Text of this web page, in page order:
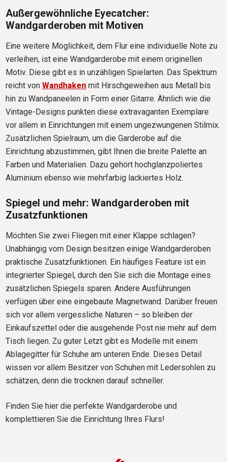
Außergewöhnliche Eyecatcher:
Wandgarderoben mit Motiven
Eine weitere Möglichkeit, dem Flur eine individuelle Note zu
verleihen, ist eine Wandgarderobe mit einem originellen
Motiv. Diese gibt es in unzähligen Spielarten. Das Spektrum
reicht von Wandhaken mit Hirschgeweihen aus Metall bis
hin zu Wandpaneelen in Form einer Gitarre. Ähnlich wie die
Vintage-Designs punkten diese extravaganten Exemplare
vor allem in Einrichtungen mit einem ungezwungenen Stilmix.
Zusätzlichen Spielraum, um die Garderobe auf die
Einrichtung abzustimmen, gibt Ihnen die breite Palette an
Farben und Materialien. Dazu gehört hochglanzpoliertes
Aluminium ebenso wie mehrfarbig lackiertes Holz.
Spiegel und mehr: Wandgarderoben mit
Zusatzfunktionen
Möchten Sie zwei Fliegen mit einer Klappe schlagen?
Unabhängig vom Design besitzen einige Wandgarderoben
praktische Zusatzfunktionen. Ein häufiges Feature ist ein
integrierter Spiegel, durch den Sie sich die Montage eines
zusätzlichen Spiegels sparen. Andere Ausführungen
verfügen über eine eingebaute Magnetwand. Darüber freuen
sich vor allem vergessliche Naturen – so bleiben der
Einkaufszettel oder die ausgehende Post nie mehr auf dem
Tisch liegen. Zu guter Letzt gibt es Modelle mit einem
Ablagegitter für Schuhe am unteren Ende. Dieses Detail
wissen vor allem Besitzer von Schuhen mit Ledersohlen zu
schätzen, denn die trocknen darauf schneller.
Finden Sie hier die perfekte Wandgarderobe und
komplettieren Sie die Einrichtung Ihres Flurs!